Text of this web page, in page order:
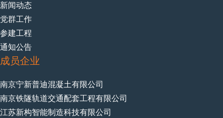
新闻动态
党群工作
参建工程
通知公告
成员企业
南京宁新普迪混凝土有限公司
南京铁隧轨道交通配套工程有限公司
江苏新构智能制造科技有限公司